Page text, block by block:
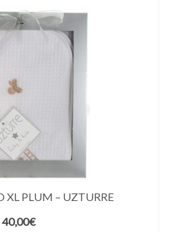
XL PLUM – UZTURRE
40,00€